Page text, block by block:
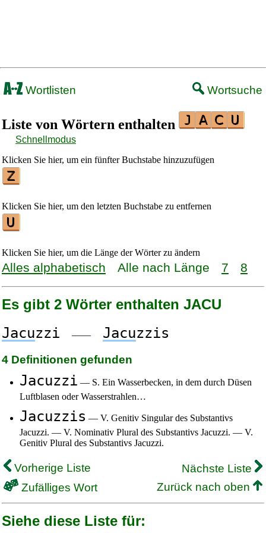
Wortlisten Wortsuche
Liste von Wörtern enthalten
Schnellmodus
Klicken Sie hier, um ein fünfter Buchstabe hinzuzufügen
Klicken Sie hier, um den letzten Buchstabe zu entfernen
Klicken Sie hier, um die Länge der Wörter zu ändern
Alles alphabetisch Alle nach Länge 7 8
Es gibt 2 Wörter enthalten JACU
Jacuzzi —— Jacuzzis
4 Definitionen gefunden
Jacuzzi — S. Ein Wasserbecken, in dem durch Düsen
Luftblasen oder Wasserstrahlen…
Jacuzzis — V. Genitiv Singular des Substantivs
Jacuzzi. — V. Nominativ Plural des Substantivs Jacuzzi. — V.
Genitiv Plural des Substantivs Jacuzzi.
Vorherige Liste
Nächste Liste
Zufälliges Wort
Zurück nach oben
Siehe diese Liste für: